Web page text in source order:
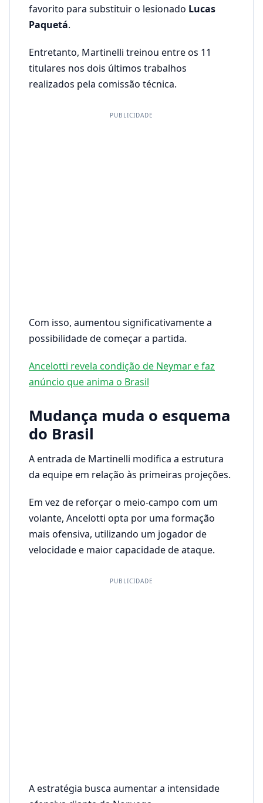
favorito para substituir o lesionado Lucas
Paquetá.
Entretanto, Martinelli treinou entre os 11
titulares nos dois últimos trabalhos
realizados pela comissão técnica.
PUBLICIDADE
Com isso, aumentou significativamente a
possibilidade de começar a partida.
Ancelotti revela condição de Neymar e faz
anúncio que anima o Brasil
Mudança muda o esquema
do Brasil
A entrada de Martinelli modifica a estrutura
da equipe em relação às primeiras projeções.
Em vez de reforçar o meio-campo com um
volante, Ancelotti opta por uma formação
mais ofensiva, utilizando um jogador de
velocidade e maior capacidade de ataque.
PUBLICIDADE
A estratégia busca aumentar a intensidade